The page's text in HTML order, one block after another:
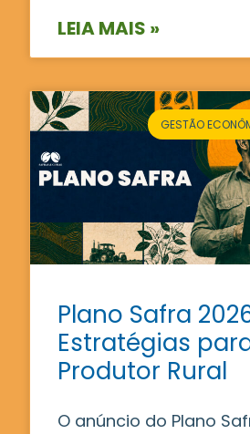
LEIA MAIS »
GESTÃO
Plano Safra
Estratégias
Produtor Rural
O anúncio do Plano